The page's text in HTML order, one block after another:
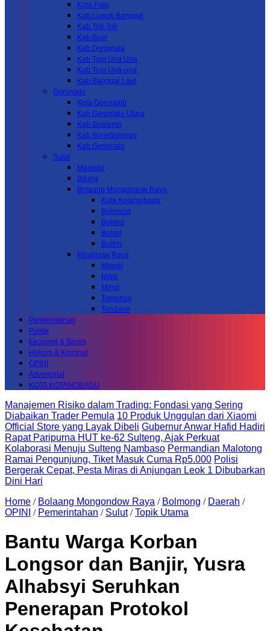
Kota Palu
Kab.Luwuk Banggai
Kab.Toli-Toli
Kab.Buol
Kab.Donggala
Kab Tojo Una Una
Kab.Tojo Una-una
Kab.Banggai Laut
Gorontalo
Kota Gorontalo
Kab Gorontalo Utara
Kab Boalemo
Kab.Bonebolango
Kab.Gorontalo
Sulut
Manado
Bitung
Bolaang Mongondow Raya
Kota Kotamobagu
Bolmong
Bolmut
Bolsel
Boltim
Minahasa Raya
Minsel
Mitra
Minut
Tomohon
Tondano
Pemerintahan
Politik
Ekonomi & Bisnis
Hukum & Kriminal
OPINI
Advertorial
KOTA KOTAMOBAGU
Manajemen Risiko dalam Trading: Fondasi yang Sering
Diabaikan Trader Pemula 10 Produk Unggulan dari Xiaomi
Official Store yang Layak Dibeli Gubernur Anwar Hafid Hadiri
Rapat Paripurna HUT ke-62 Sulteng, Ajak Perkuat
Kolaborasi Menuju Sulteng Nambaso Permandian Malotong
Ramai Pengunjung, Tiket Masuk Cuma Rp5.000 Polisi
Bergerak Cepat, Pesta Miras di Anjungan Leok 1 Dibubarkan
Dini Hari
Home / Bolaang Mongondow Raya / Bolmong / Daerah /
OPINI
/ Pemerintahan / Sulut/Topik Utama
Bantu Warga Korban
Longsor dan Banjir, Yusra
Alhabsyi Seruhkan
Penerapan Protokol